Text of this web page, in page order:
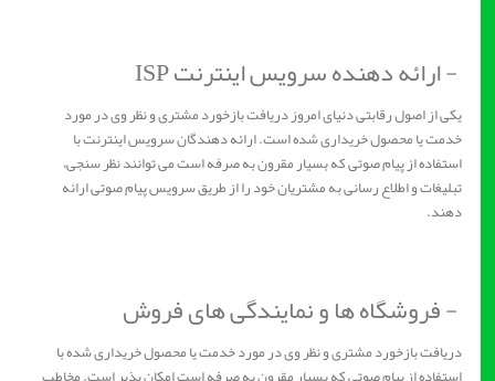
- ارائه دهنده سرویس اینترنت ISP
یکی از اصول رقابتی دنیای امروز دریافت بازخورد مشتری و نظر وی در مورد
خدمت یا محصول خریداری شده است. ارائه دهندگان سرویس اینترنت با
استفاده از پیام صوتی که بسیار مقرون به صرفه است می توانند نظر سنجی،
تبلیغات و اطلاع رسانی به مشتریان خود را از طریق سرویس پیام صوتی ارائه
دهند.
- فروشگاه ها و نمایندگی های فروش
دریافت بازخورد مشتری و نظر وی در مورد خدمت یا محصول خریداری شده با